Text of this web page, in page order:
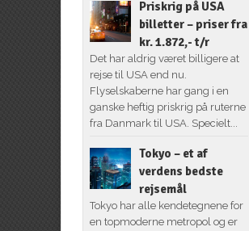
Priskrig på USA
billetter – priser fra
kr. 1.872,- t/r
Det har aldrig været billigere at
rejse til USA end nu.
Flyselskaberne har gang i en
ganske heftig priskrig på ruterne
fra Danmark til USA. Specielt...
Tokyo – et af
verdens bedste
rejsemål
Tokyo har alle kendetegnene for
en topmoderne metropol og er